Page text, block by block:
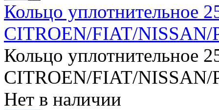
Кольцо уплотнительное
CITROEN/FIAT/NISSAN/
Кольцо уплотнительное
CITROEN/FIAT/NISSAN/
Нет в наличии